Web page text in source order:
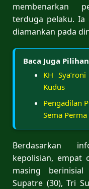
membenarkan
terduga pelaku. Ia
diamankan pada
Baca Juga
KH
Kudus
Pengadilan
Sema Perma
Berdasarkan
kepolisian, empat
masing
Supatre (30), Tri